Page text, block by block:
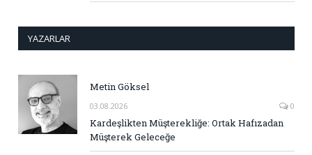
YAZARLAR
Metin Göksel
03.08.2026 0
Kardeşlikten Müşterekliğe: Ortak Hafızadan
Müşterek Geleceğe